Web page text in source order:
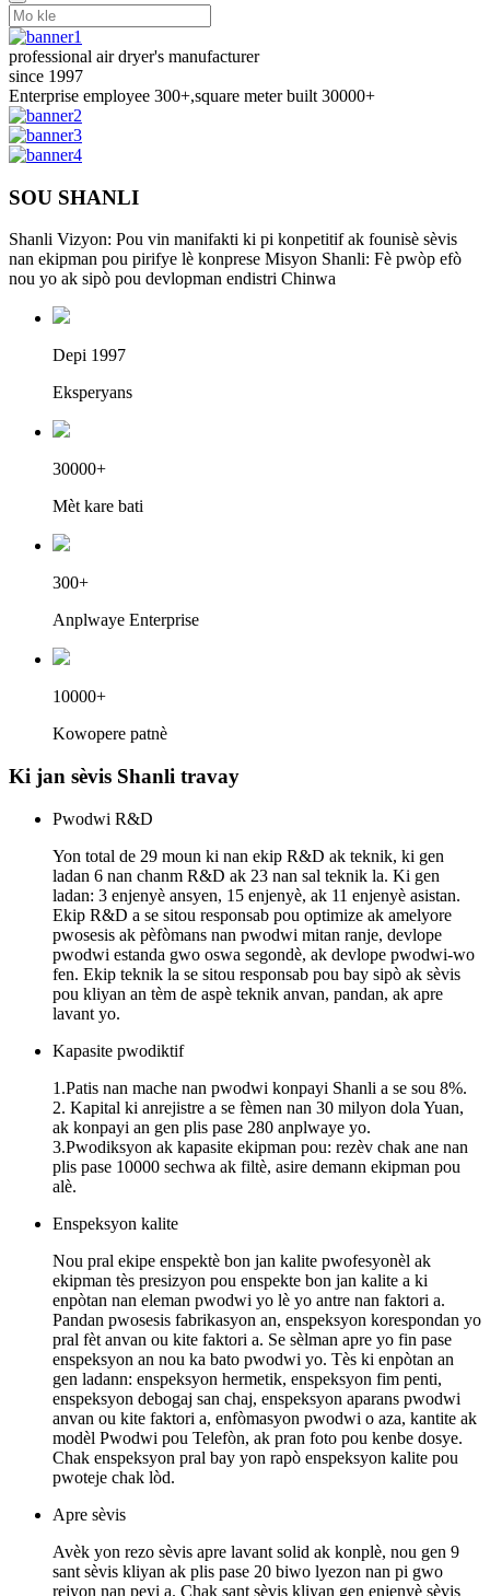
professional air dryer's manufacturer
since 1997
Enterprise employee 300+,square meter built 30000+
SOU SHANLI
Shanli Vizyon: Pou vin manifakti ki pi konpetitif ak founisè sèvis
nan ekipman pou pirifye lè konprese Misyon Shanli: Fè pwòp efò
nou yo ak sipò pou devlopman endistri Chinwa
Depi 1997
Eksperyans
30000+
Mèt kare bati
300+
Anplwaye Enterprise
10000+
Kowopere patnè
Ki jan sèvis Shanli travay
Pwodwi R&D
Yon total de 29 moun ki nan ekip R&D ak teknik, ki gen
ladan 6 nan chanm R&D ak 23 nan sal teknik la. Ki gen
ladan: 3 enjenyè ansyen, 15 enjenyè, ak 11 enjenyè asistan.
Ekip R&D a se sitou responsab pou optimize ak amelyore
pwosesis ak pèfòmans nan pwodwi mitan ranje, devlope
pwodwi estanda gwo oswa segondè, ak devlope pwodwi-wo
fen. Ekip teknik la se sitou responsab pou bay sipò ak sèvis
pou kliyan an tèm de aspè teknik anvan, pandan, ak apre
lavant yo.
Kapasite pwodiktif
1.Patis nan mache nan pwodwi konpayi Shanli a se sou 8%.
2. Kapital ki anrejistre a se fèmen nan 30 milyon dola Yuan,
ak konpayi an gen plis pase 280 anplwaye yo.
3.Pwodiksyon ak kapasite ekipman pou: rezèv chak ane nan
plis pase 10000 sechwa ak filtè, asire demann ekipman pou
alè.
Enspeksyon kalite
Nou pral ekipe enspektè bon jan kalite pwofesyonèl ak
ekipman tès presizyon pou enspekte bon jan kalite a ki
enpòtan nan eleman pwodwi yo lè yo antre nan faktori a.
Pandan pwosesis fabrikasyon an, enspeksyon korespondan yo
pral fèt anvan ou kite faktori a. Se sèlman apre yo fin pase
enspeksyon an nou ka bato pwodwi yo. Tès ki enpòtan an
gen ladann: enspeksyon hermetik, enspeksyon fim penti,
enspeksyon debogaj san chaj, enspeksyon aparans pwodwi
anvan ou kite faktori a, enfòmasyon pwodwi o aza, kantite ak
modèl Pwodwi pou Telefòn, ak pran foto pou kenbe dosye.
Chak enspeksyon pral bay yon rapò enspeksyon kalite pou
pwoteje chak lòd.
Apre sèvis
Avèk yon rezo sèvis apre lavant solid ak konplè, nou gen 9
sant sèvis kliyan ak plis pase 20 biwo lyezon nan pi gwo
rejyon nan peyi a. Chak sant sèvis kliyan gen enjenyè sèvis